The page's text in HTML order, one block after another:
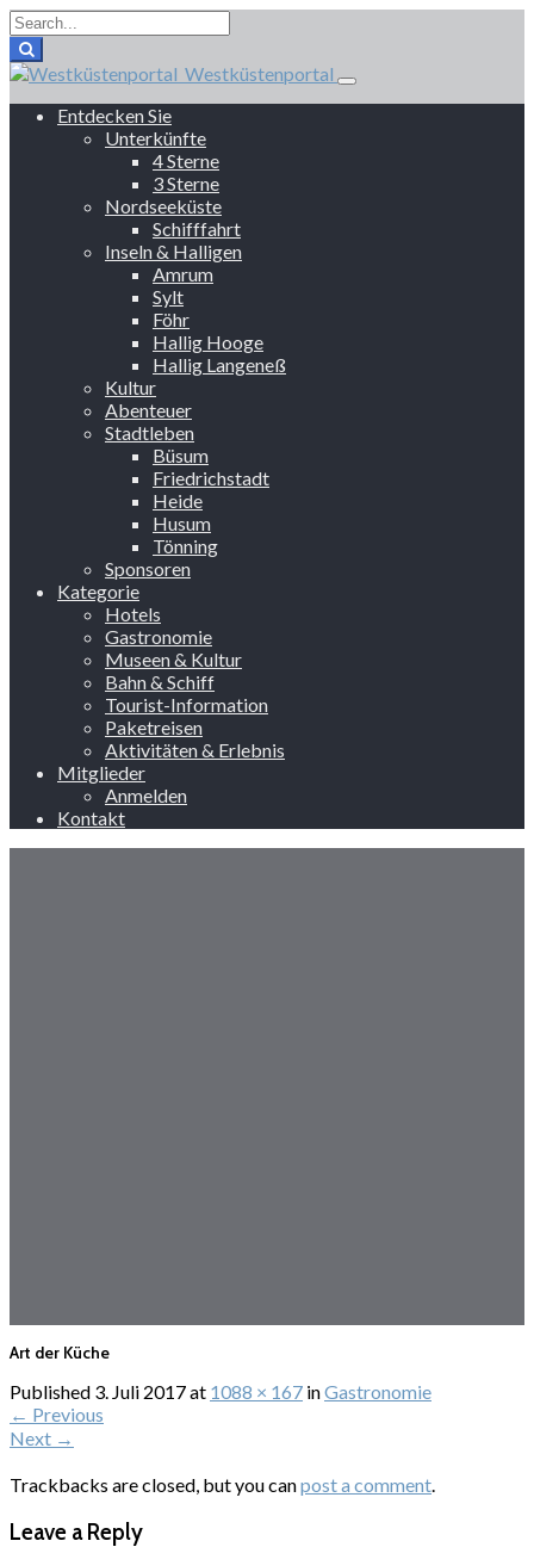
Westküstenportal
Entdecken Sie
Unterkünfte
4 Sterne
3 Sterne
Nordseeküste
Schifffahrt
Inseln & Halligen
Amrum
Sylt
Föhr
Hallig Hooge
Hallig Langeneß
Kultur
Abenteuer
Stadtleben
Büsum
Friedrichstadt
Heide
Husum
Tönning
Sponsoren
Kategorie
Hotels
Gastronomie
Museen & Kultur
Bahn & Schiff
Tourist-Information
Paketreisen
Aktivitäten & Erlebnis
Mitglieder
Anmelden
Kontakt
Art der Küche
Published 3. Juli 2017at 1088 × 167 inGastronomie
← Previous
Next →
Trackbacks are closed, but you canpost a comment.
Leave a Reply